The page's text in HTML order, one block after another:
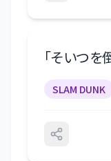
「そいつを
SLAM DUNK